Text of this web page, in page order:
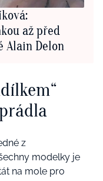
až před
Alain Delon
z
modelky je
na mole pro